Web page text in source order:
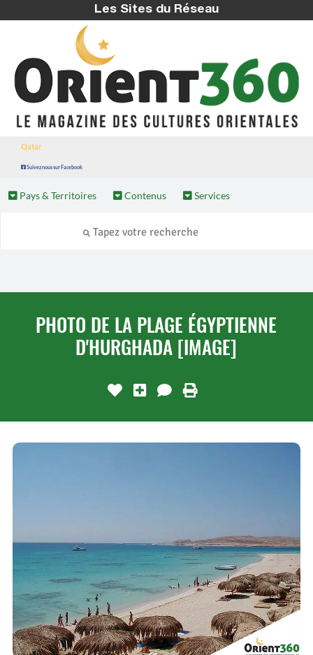
Les Sites du Réseau
Qatar
Suivez nous sur Facebook
Pays & Territoires Contenus Services
PHOTO DE LA PLAGE ÉGYPTIENNE
D'HURGHADA [IMAGE]